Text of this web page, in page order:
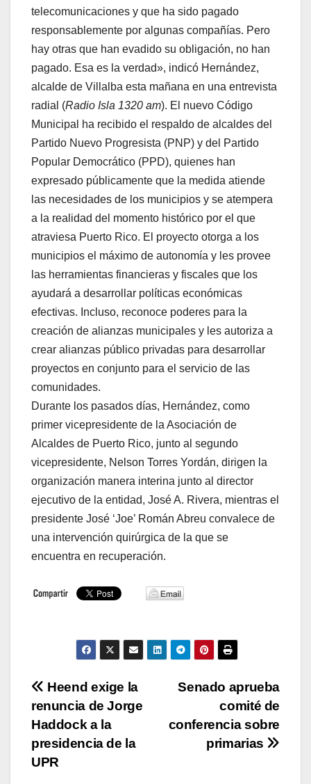
telecomunicaciones y que ha sido pagado
responsablemente por algunas compañías. Pero
hay otras que han evadido su obligación, no han
pagado. Esa es la verdad», indicó Hernández,
alcalde de Villalba esta mañana en una entrevista
radial (Radio Isla 1320 am). El nuevo Código
Municipal ha recibido el respaldo de alcaldes del
Partido Nuevo Progresista (PNP) y del Partido
Popular Democrático (PPD), quienes han
expresado públicamente que la medida atiende
las necesidades de los municipios y se atempera
a la realidad del momento histórico por el que
atraviesa Puerto Rico. El proyecto otorga a los
municipios el máximo de autonomía y les provee
las herramientas financieras y fiscales que los
ayudará a desarrollar políticas económicas
efectivas. Incluso, reconoce poderes para la
creación de alianzas municipales y les autoriza a
crear alianzas público privadas para desarrollar
proyectos en conjunto para el servicio de las
comunidades.
Durante los pasados días, Hernández, como
primer vicepresidente de la Asociación de
Alcaldes de Puerto Rico, junto al segundo
vicepresidente, Nelson Torres Yordán, dirigen la
organización manera interina junto al director
ejecutivo de la entidad, José A. Rivera, mientras el
presidente José ‘Joe’ Román Abreu convalece de
una intervención quirúrgica de la que se
encuentra en recuperación.
Navegación
de
entradas
Senado aprueba
comité de
conferencia sobre
primarias
Heend exige la
renuncia de Jorge
Haddock a la
presidencia de la
UPR